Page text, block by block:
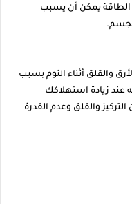
الطاقة يمكن أن يسبب
والقلق أثناء النوم بسبب
عند زيادة استهلاكك
والقلق وعدم القدرة